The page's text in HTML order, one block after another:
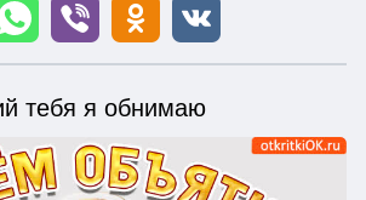
тебя я обнимаю